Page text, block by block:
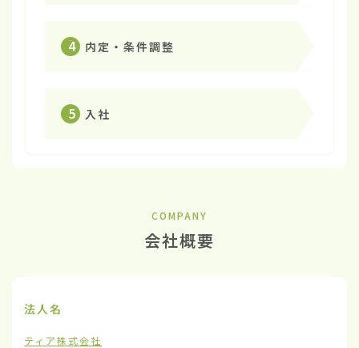
4 内定・条件調整
5 入社
COMPANY
会社概要
法人名
ティア株式会社